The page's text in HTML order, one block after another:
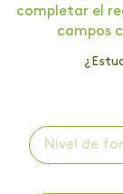
completar el
campos
Nivel de